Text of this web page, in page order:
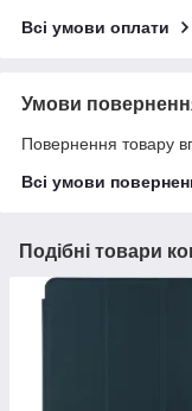
Всі умови оплати
Умови
Повернення товару
Всі умови
Подібні товари